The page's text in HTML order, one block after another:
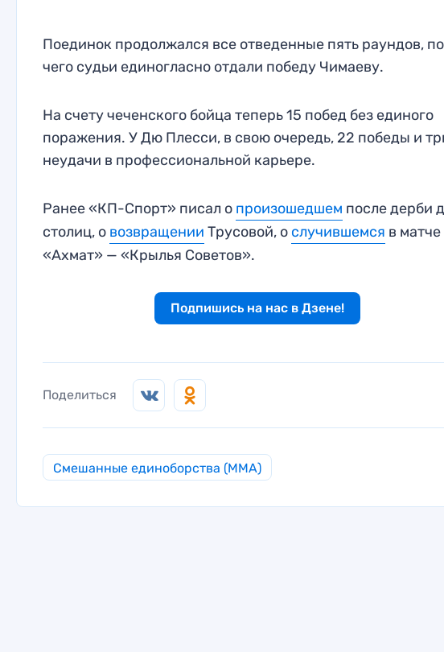
Поединок продолжался все отведенные пять раундов,
чего судьи единогласно отдали победу Чимаеву.
На счету чеченского бойца теперь 15 побед без единого
поражения. У Дю Плесси, в свою очередь, 22 победы и
неудачи в профессиональной карьере.
Ранее «КП-Спорт» писал о произошедшем после дерби
столиц, о возвращении Трусовой, о случившемся в матче
«Ахмат» — «Крылья Советов».
Подпишись на нас в Дзене!
Поделиться
Смешанные единоборства (MMA)